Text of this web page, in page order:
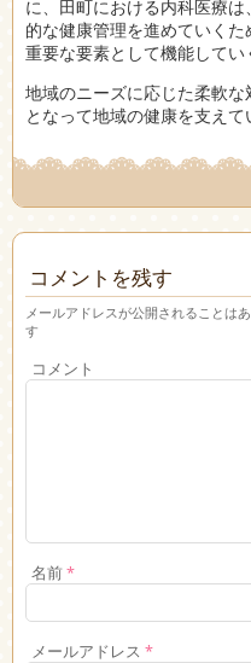
に、田町における内科医療
的な健康管理を進めていく
重要な要素として機能してい
地域のニーズに応じた柔軟
となって地域の健康を支えて
コメントを残す
メールアドレスが公開されることはあ
す
コメント
名前*
メールアドレス *